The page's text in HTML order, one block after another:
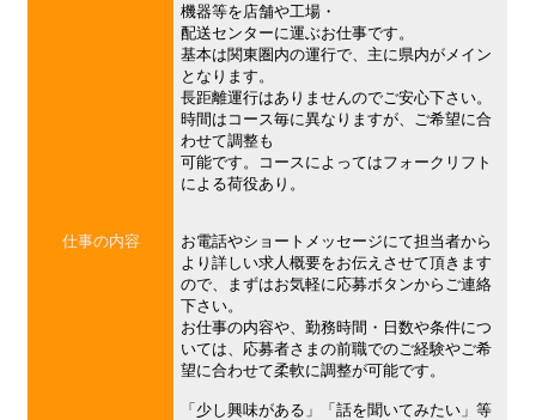
仕事の内容
機器等を店舗や工場・
配送センターに運ぶお仕事です。
基本は関東圏内の運行で、主に県内がメイン
となります。
長距離運行はありませんのでご安心下さい。
時間はコース毎に異なりますが、ご希望に合
わせて調整も
可能です。コースによってはフォークリフト
による荷役あり。
お電話やショートメッセージにて担当者から
より詳しい求人概要をお伝えさせて頂きます
ので、まずはお気軽に応募ボタンからご連絡
下さい。
お仕事の内容や、勤務時間・日数や条件につ
いては、応募者さまの前職でのご経験やご希
望に合わせて柔軟に調整が可能です。
「少し興味がある」「話を聞いてみたい」等